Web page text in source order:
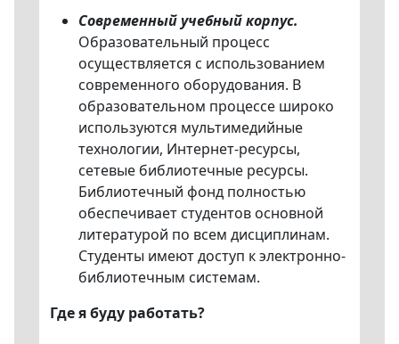
Современный учебный корпус.
Образовательный процесс
осуществляется с использованием
современного оборудования. В
образовательном процессе широко
используются мультимедийные
технологии, Интернет-ресурсы,
сетевые библиотечные ресурсы.
Библиотечный фонд полностью
обеспечивает студентов основной
литературой по всем дисциплинам.
Студенты имеют доступ к электронно-
библиотечным системам.
Где я буду работать?